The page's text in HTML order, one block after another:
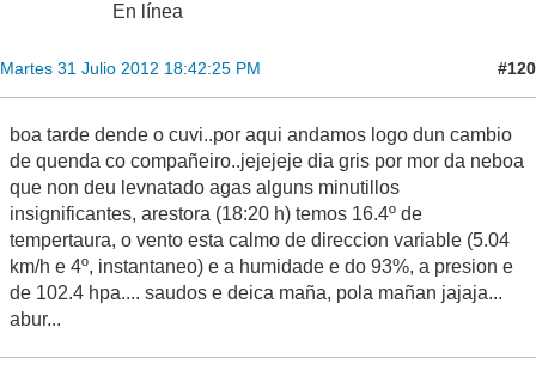
En línea
Martes 31 Julio 2012 18:42:25 PM #120
boa tarde dende o cuvi..por aqui andamos logo dun cambio
de quenda co compañeiro..jejejeje dia gris por mor da neboa
que non deu levnatado agas alguns minutillos
insignificantes, arestora (18:20 h) temos 16.4º de
tempertaura, o vento esta calmo de direccion variable (5.04
km/h e 4º, instantaneo) e a humidade e do 93%, a presion e
de 102.4 hpa.... saudos e deica maña, pola mañan jajaja...
abur...